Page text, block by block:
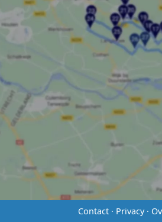
Contact· Privacy·